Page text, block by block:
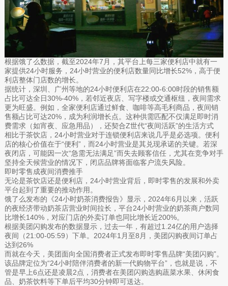
根据饿了么数据，截至2024年7月，其平台上每三家便利店中就有一
家提供24小时服务，24小时营业的便利店数量同比增长52%，高于便
利店整体门店数的增长。
据统计，深圳、广州等地的24小时便利店在22:00-6:00时段的销售额
占比可达全日30%-40%，若邻近夜店、写字楼或交通枢纽，夜间需求
更为旺盛。例如，全家便利店通过鲜食、咖啡等高毛利商品，夜间销
售额占比可达20%，成为利润增长点。这种供需匹配不仅满足即时消
费需求（如宵夜、应急用品），还契合Z世代“夜间活跃”的生活方式
相比于茶饮店，24小时营业对于连锁便利店来说几乎是必选项。便利
店的核心价值在于“便利”，而24小时营业是其兑现承诺的关键。若深
夜闭店，可能因一次“急需无法满足”而失去顾客信任，尤其在竞争对手
坚持全天候营业的情况下，闭店品牌将面临客户流失风险。
即时零售成夜间消费推手
无论是茶饮店还是便利店，24小时营业背后，即时零售的发展和外卖
平台起到了重要的推动作用。
饿了么发布的《24小时奶茶消费报告》显示，2024年6月以来，活跃
的夜经济带动奶茶店营业时间拉长，平台24小时营业的奶茶商户数同
比增长140%，对应门店的外卖订单也同比增长近200%。
根据美团闪购发布的数据显示，过去一年，有超过1.24亿的用户选择
夜间（21:00-05:59）下单。2024年1月至8月，美团闪购夜间订单占
达到26%
而就在今天，美团面向全国消费者正式发布即时零售品牌“美团闪购”。
该品牌定位为“24小时陪伴消费者的新一代购物平台”，也就是说，不
管是早上6点还是凌晨2点，消费者在美团闪购选购蔬菜水果、休闲食
品、奶茶饮料等下单后平均30分钟即可送达。